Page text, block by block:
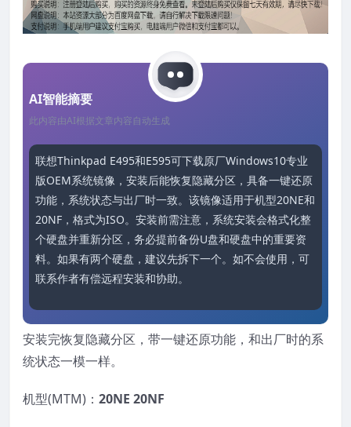
AI智能摘要
此内容由AI根据文章内容自动生成
联想Thinkpad E495和E595可下载原厂Windows10专业
版OEM系统镜像，安装后能恢复隐藏分区，具备一键还原
功能，系统状态与出厂时一致。该镜像适用于机型20NE和
20NF，格式为ISO。安装前需注意，系统安装会格式化整
个硬盘并重新分区，务必提前备份U盘和硬盘中的重要资
料。如果有两个硬盘，建议先拆下一个。如不会使用，可
联系作者有偿远程安装和协助。
安装完恢复隐藏分区，带一键还原功能，和出厂时的系
统状态一模一样。
机型(MTM)： 20NE 20NF